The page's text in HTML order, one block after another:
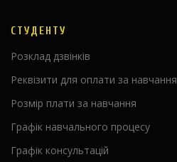
СТУДЕНТУ
Розклад дзвінків
Реквізити для оплати за навчання
Розмір плати за навчання
Графік навчального процесу
Графік консультацій